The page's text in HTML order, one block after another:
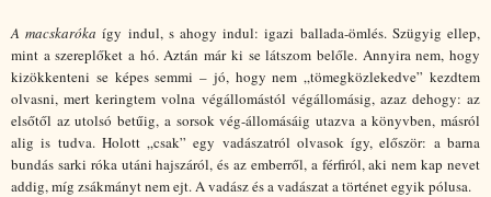
A macskaróka így indul, s ahogy indul: igazi ballada-ömlés. Szügyig ellep,
mint a szereplőket a hó. Aztán már ki se látszom belőle. Annyira nem, hogy
kizökkenteni se képes semmi – jó, hogy nem „tömegközlekedve” kezdtem
olvasni, mert keringtem volna végállomástól végállomásig, azaz dehogy: az
elsőtől az utolsó betűig, a sorsok vég-állomásáig utazva a könyvben, másról
alig is tudva. Holott „csak” egy vadászatról olvasok így, először: a barna
bundás sarki róka utáni hajszáról, és az emberről, a férfiról, aki nem kap nevet
addig, míg zsákmányt nem ejt. A vadász és a vadászat a történet egyik pólusa.